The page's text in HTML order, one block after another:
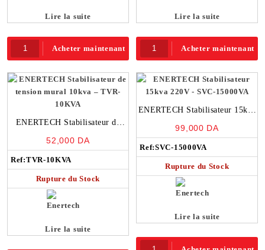
Lire la suite
Acheter maintenant
Lire la suite
Acheter maintenant
ENERTECH Stabilisateur de
10KVA
52,000 DA
Ref:TVR-10KVA
Rupture du Stock
Lire la suite
ENERTECH Stabilisateur 15kva
99,000 DA
Ref:SVC-15000VA
Rupture du Stock
Lire la suite